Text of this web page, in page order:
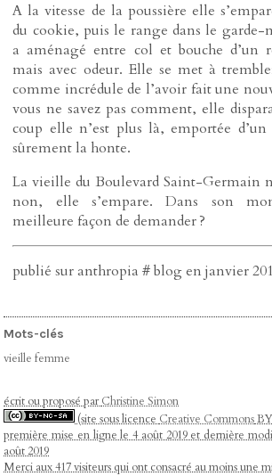
A la vitesse de la poussière elle
du cookie, puis le range dans le garde-
a aménagé entre col et bouche d’un
mais avec odeur. Elle se met à
comme incrédule de l’avoir fait une
vous ne savez pas comment, elle
coup elle n’est plus là, emportée
sûrement la honte.
La vieille du Boulevard Saint-Germain
non, elle s’empare. Dans son
meilleure façon de demander ?
publié sur anthropia # blog en janvier
Mots-clés
vieille femme
écrit ou proposé parChristine Simon
(site sous licence Creative Commons
première mise en ligne le 4 août 2019 et dernière
août 2019
Merci aux 417 visiteurs qui ont consacré au moins une